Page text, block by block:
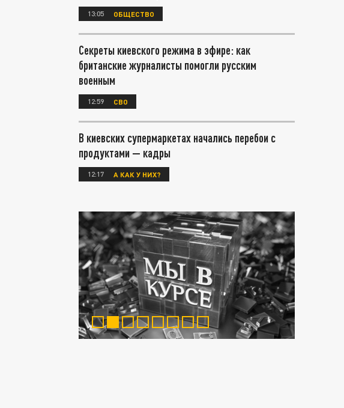
13:05 ОБЩЕСТВО
Секреты киевского режима в эфире: как
британские журналисты помогли русским
военным
12:59 СВО
В киевских супермаркетах начались перебои с
продуктами — кадры
12:17 А КАК У НИХ?